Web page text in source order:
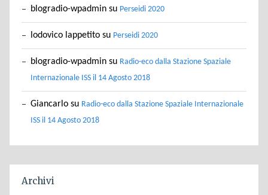
blogradio-wpadmin su Perseidi 2020
lodovico lappetito su Perseidi 2020
blogradio-wpadmin su Radio-eco dalla Stazione Spaziale
Internazionale ISS il 14 Agosto 2018
Giancarlo su Radio-eco dalla Stazione Spaziale Internazionale
ISS il 14 Agosto 2018
Archivi